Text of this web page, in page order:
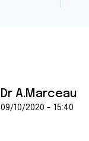
Dr A.Marceau
09/10/2020 - 15:40